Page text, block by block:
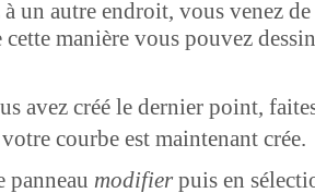
un autre endroit, vous venez
cette manière vous pouvez
avez créé le dernier point,
courbe est maintenant crée.
panneau modifierpuis en